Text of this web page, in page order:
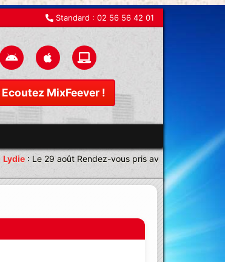
Standard : 02 56 56 42 01
Ecoutez MixFeever !
:Le 29 août Rendez-vous pris avec une équipe